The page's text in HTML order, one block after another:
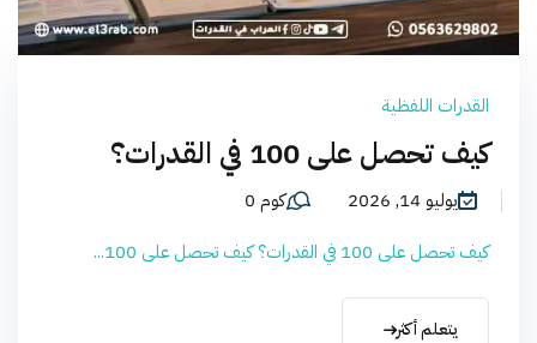
القدرات اللفظية
كيف تحصل على 100 في القدرات؟
يوليو 14, 2026
كوم 0
كيف تحصل على 100 في القدرات؟ كيف تحصل على 100...
يتعلم أكثر